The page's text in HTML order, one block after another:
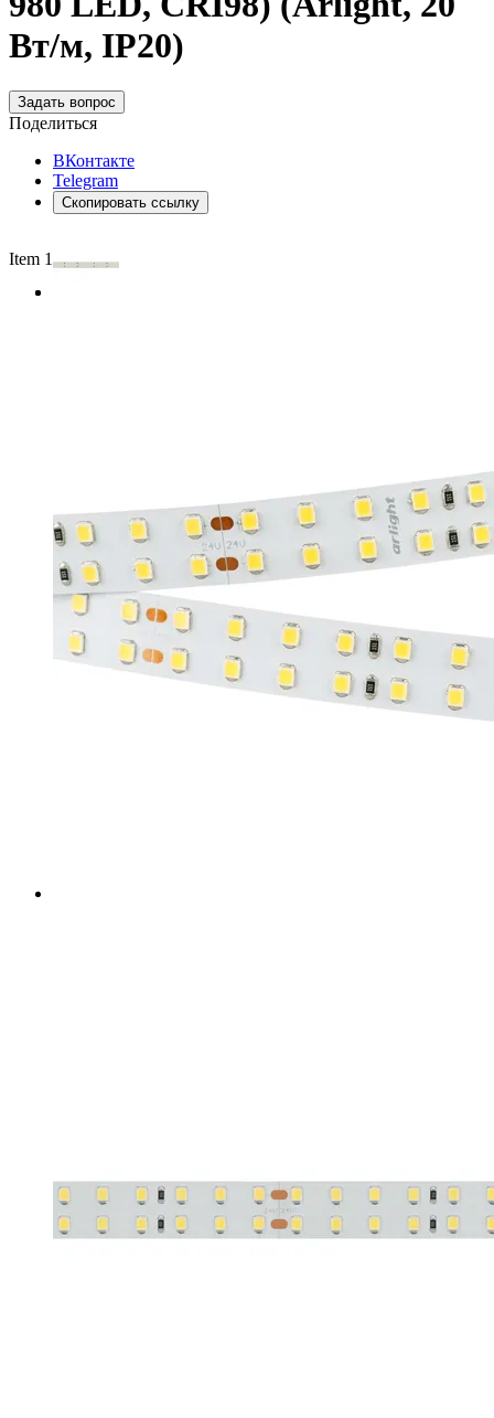
Вт/м, IP20)
Задать вопрос
Поделиться
ВКонтакте
Telegram
Скопировать ссылку
Item 1 of 2